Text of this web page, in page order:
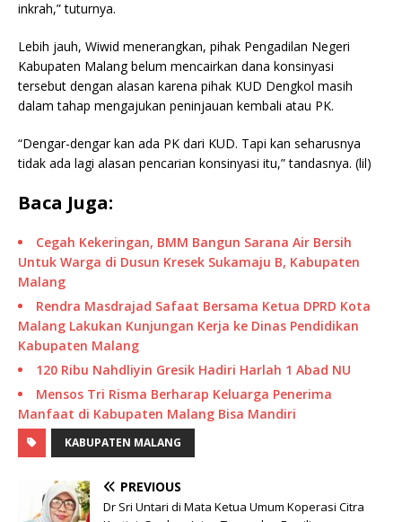
inkrah,” tuturnya.
Lebih jauh, Wiwid menerangkan, pihak Pengadilan Negeri
Kabupaten Malang belum mencairkan dana konsinyasi
tersebut dengan alasan karena pihak KUD Dengkol masih
dalam tahap mengajukan peninjauan kembali atau PK.
“Dengar-dengar kan ada PK dari KUD. Tapi kan seharusnya
tidak ada lagi alasan pencarian konsinyasi itu,” tandasnya. (lil)
Baca Juga:
Cegah Kekeringan, BMM Bangun Sarana Air Bersih
Untuk Warga di Dusun Kresek Sukamaju B, Kabupaten
Malang
Rendra Masdrajad Safaat Bersama Ketua DPRD Kota
Malang Lakukan Kunjungan Kerja ke Dinas Pendidikan
Kabupaten Malang
120 Ribu Nahdliyin Gresik Hadiri Harlah 1 Abad NU
Mensos Tri Risma Berharap Keluarga Penerima
Manfaat di Kabupaten Malang Bisa Mandiri
KABUPATEN MALANG
PREVIOUS
Dr Sri Untari di Mata Ketua Umum Koperasi Citra